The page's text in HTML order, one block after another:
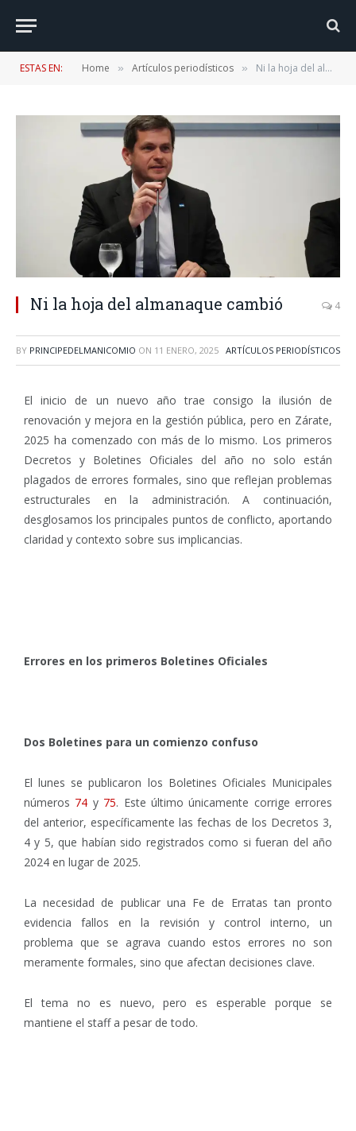
ESTAS EN: Home » Artículos periodísticos » Ni la hoja del almanaque cambió
Ni la hoja del almanaque cambió 4
BY PRINCIPEDELMANICOMIO ON 11 ENERO, 2025 ARTÍCULOS PERIODÍSTICOS
El inicio de un nuevo año trae consigo la ilusión de
renovación y mejora en la gestión pública, pero en Zárate,
2025 ha comenzado con más de lo mismo. Los primeros
Decretos y Boletines Oficiales del año no solo están
plagados de errores formales, sino que reflejan problemas
estructurales en la administración. A continuación,
desglosamos los principales puntos de conflicto, aportando
claridad y contexto sobre sus implicancias.
Errores en los primeros Boletines Oficiales
Dos Boletines para un comienzo confuso
El lunes se publicaron los Boletines Oficiales Municipales
números 74 y 75. Este último únicamente corrige errores
del anterior, específicamente las fechas de los Decretos 3,
4 y 5, que habían sido registrados como si fueran del año
2024 en lugar de 2025.
La necesidad de publicar una Fe de Erratas tan pronto
evidencia fallos en la revisión y control interno, un
problema que se agrava cuando estos errores no son
meramente formales, sino que afectan decisiones clave.
El tema no es nuevo, pero es esperable porque se
mantiene el staff a pesar de todo.